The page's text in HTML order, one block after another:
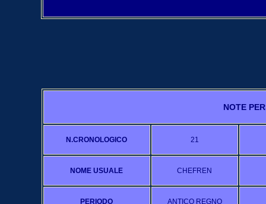
NOTE
N.CRONOLOGICO 21
NOME USUALE CHEFREN
PERIODO ANTICO REGNO